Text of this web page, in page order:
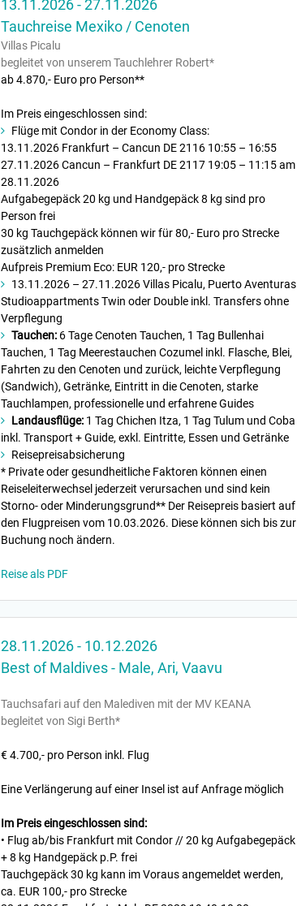
13.11.2026 - 27.11.2026
Tauchreise Mexiko / Cenoten
Villas Picalu
begleitet von unserem Tauchlehrer Robert*
ab 4.870,- Euro pro Person**
Im Preis eingeschlossen sind:
Flüge mit Condor in der Economy Class:
13.11.2026 Frankfurt – Cancun DE 2116 10:55 – 16:55
27.11.2026 Cancun – Frankfurt DE 2117 19:05 – 11:15 am
28.11.2026
Aufgabegepäck 20 kg und Handgepäck 8 kg sind pro
Person frei
30 kg Tauchgepäck können wir für 80,- Euro pro Strecke
zusätzlich anmelden
Aufpreis Premium Eco: EUR 120,- pro Strecke
13.11.2026 – 27.11.2026 Villas Picalu, Puerto Aventuras
Studioappartments Twin oder Double inkl. Transfers ohne
Verpflegung
Tauchen: 6 Tage Cenoten Tauchen, 1 Tag Bullenhai
Tauchen, 1 Tag Meerestauchen Cozumel inkl. Flasche, Blei,
Fahrten zu den Cenoten und zurück, leichte Verpflegung
(Sandwich), Getränke, Eintritt in die Cenoten, starke
Tauchlampen, professionelle und erfahrene Guides
Landausflüge: 1 Tag Chichen Itza, 1 Tag Tulum und Coba
inkl. Transport + Guide, exkl. Eintritte, Essen und Getränke
Reisepreisabsicherung
* Private oder gesundheitliche Faktoren können einen
Reiseleiterwechsel jederzeit verursachen und sind kein
Storno- oder Minderungsgrund** Der Reisepreis basiert auf
den Flugpreisen vom 10.03.2026. Diese können sich bis zur
Buchung noch ändern.
Reise als PDF
28.11.2026 - 10.12.2026
Best of Maldives - Male, Ari, Vaavu
Tauchsafari auf den Malediven mit der MV KEANA
begleitet von Sigi Berth*
€ 4.700,- pro Person inkl. Flug
Eine Verlängerung auf einer Insel ist auf Anfrage möglich
Im Preis eingeschlossen sind:
• Flug ab/bis Frankfurt mit Condor // 20 kg Aufgabegepäck
+ 8 kg Handgepäck p.P. frei
Tauchgepäck 30 kg kann im Voraus angemeldet werden,
ca. EUR 100,- pro Strecke